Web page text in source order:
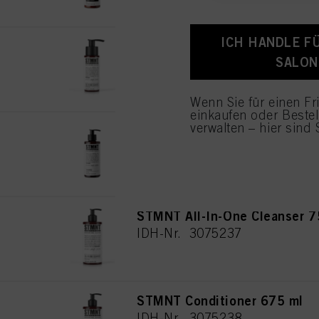
STMNT All-In-One Cleanser
STMNT Shampoo 300 ml
STMNT All-In-One Cleanser
IDH-Nr. 3075237
STMNT Conditioner 675 ml
ICH HANDLE
SALON
Wenn Sie für einen
einkaufen oder
verwalten – hier sind
Weitere
"Cookies, Pixel,
indem Sie Cookies
Informationen zu den
Wenn Sie auf
angezeigt und sie
stimmen Sie der
Sie auf "Ablehnen"